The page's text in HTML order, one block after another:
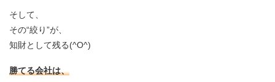
そして、
その“絞り”が、
知財として残る(^O^)
勝てる会社は、